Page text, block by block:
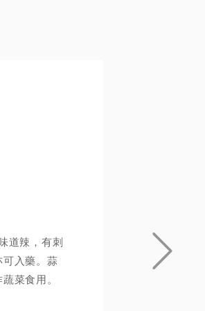
道辣，有刺
可入藥。蒜
菜食用。